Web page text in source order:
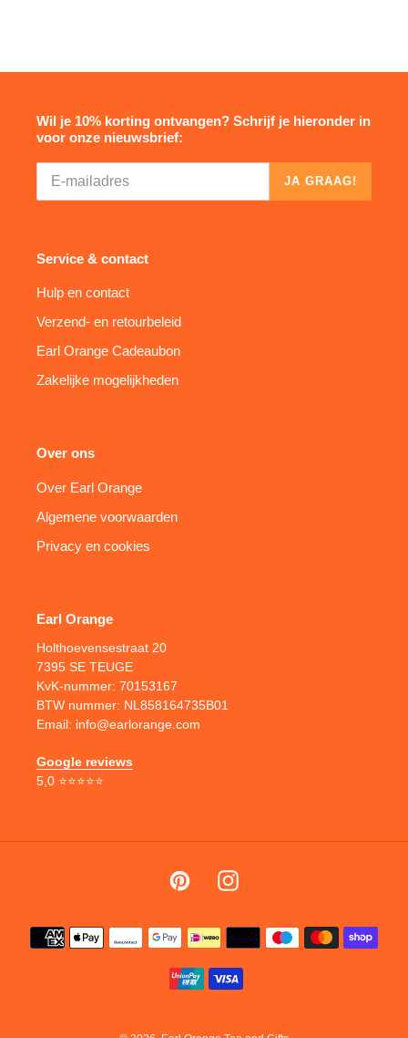
Wil je 10% korting ontvangen? Schrijf je hieronder in
voor onze nieuwsbrief:
JA GRAAG!
Service & contact
Hulp en contact
Verzend- en retourbeleid
Earl Orange Cadeaubon
Zakelijke mogelijkheden
Over ons
Over Earl Orange
Algemene voorwaarden
Privacy en cookies
Earl Orange
Holthoevensestraat 20
7395 SE TEUGE
KvK-nummer: 70153167
BTW nummer: NL858164735B01
Email: info@earlorange.com
Google reviews
5,0 ⭐⭐⭐⭐⭐
PinterestInstagram
Betaalmethoden